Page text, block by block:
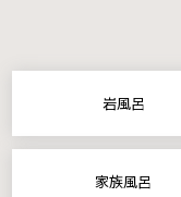
岩風呂
家族風呂